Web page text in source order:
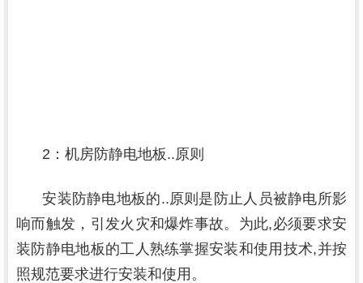
2： 机房防静电地板..原则
安装防静电地板的..原则是防止人员被静电所影
响而触发，引发火灾和爆炸事故。为此,必须要求安
装防静电地板的工人熟练掌握安装和使用技术,并按
照规范要求进行安装和使用。